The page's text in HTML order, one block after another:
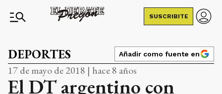
SUSCRIBITE
DEPORTES Añadir como fuente en
17 de mayo de 2018 | hace 8 años
El DT argentino con